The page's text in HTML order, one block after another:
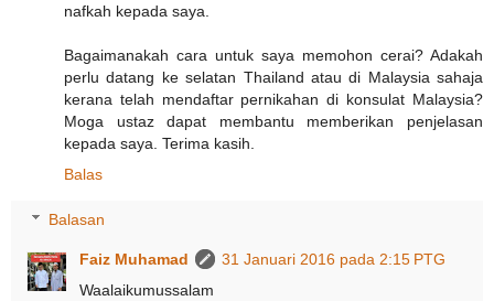
nafkah kepada saya.
Bagaimanakah cara untuk saya memohon cerai? Adakah
perlu datang ke selatan Thailand atau di Malaysia sahaja
kerana telah mendaftar pernikahan di konsulat Malaysia?
Moga ustaz dapat membantu memberikan penjelasan
kepada saya. Terima kasih.
Balas
Balasan
Faiz Muhamad
31 Januari 2016 pada 2:15 PTG
Waalaikumussalam